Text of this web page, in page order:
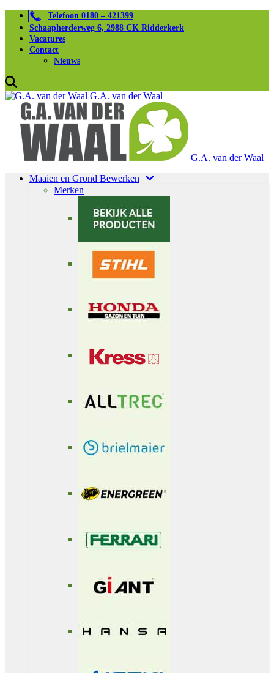
Telefoon 0180 – 421399
Schaapherderweg 6, 2988 CK Ridderkerk
Vacatures
Contact
Nieuws
G.A. van der Waal
G.A. van der Waal
Maaien en Grond Bewerken
Merken